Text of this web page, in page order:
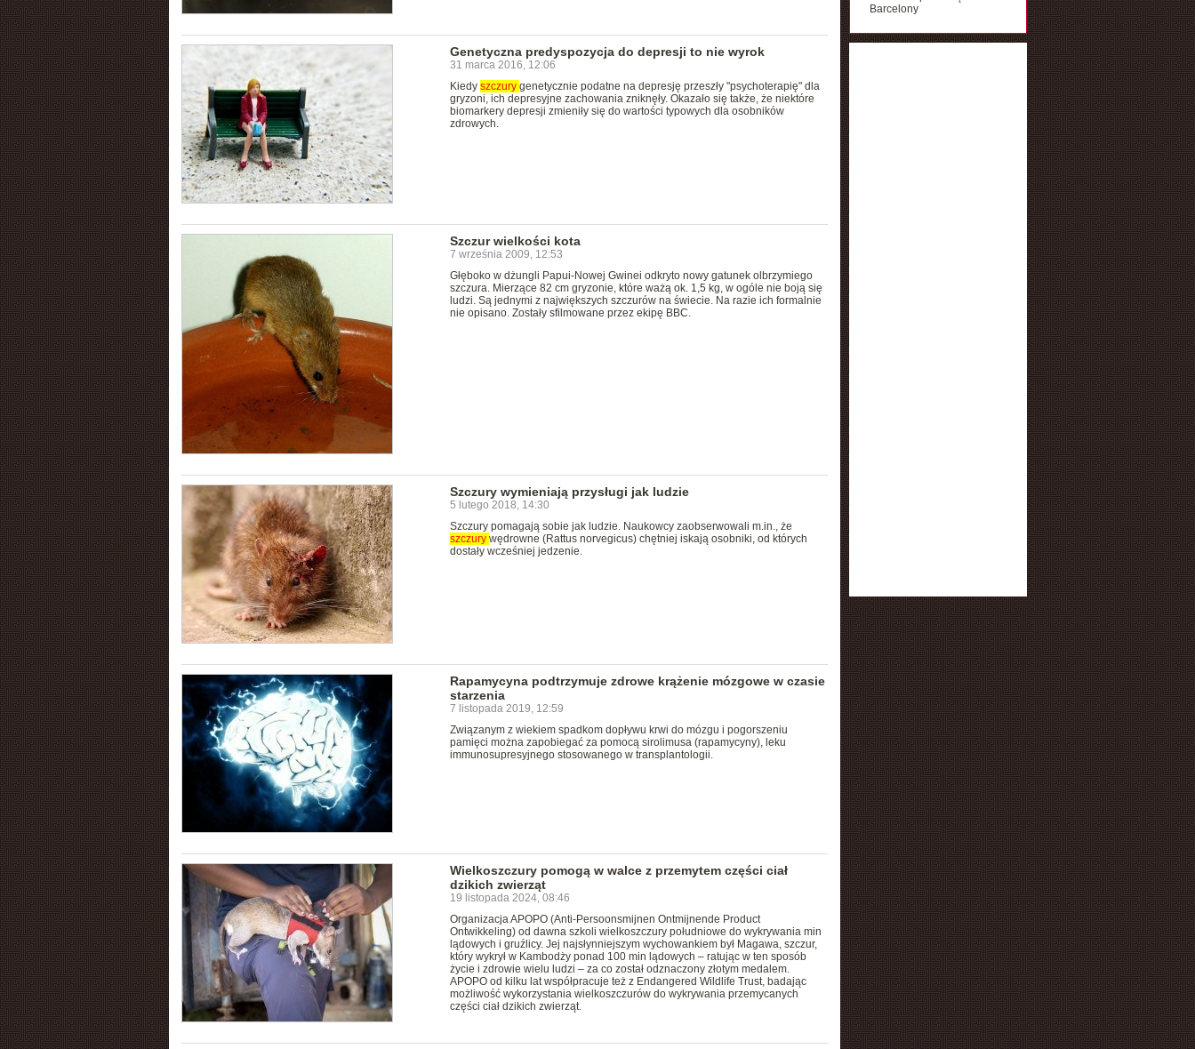
Genetyczna predyspozycja do depresji to nie wyrok
31 marca 2016, 12:06
Kiedy szczury genetycznie podatne na depresję przeszły "psychoterapię" dla
gryzoni, ich depresyjne zachowania zniknęły. Okazało się także, że niektóre
biomarkery depresji zmieniły się do wartości typowych dla osobników
zdrowych.
Szczur wielkości kota
7 września 2009, 12:53
Głęboko w dżungli Papui-Nowej Gwinei odkryto nowy gatunek olbrzymiego
szczura. Mierzące 82 cm gryzonie, które ważą ok. 1,5 kg, w ogóle nie boją się
ludzi. Są jednymi z największych szczurów na świecie. Na razie ich formalnie
nie opisano. Zostały sfilmowane przez ekipę BBC.
Szczury wymieniają przysługi jak ludzie
5 lutego 2018, 14:30
Szczury pomagają sobie jak ludzie. Naukowcy zaobserwowali m.in., że
szczury wędrowne (Rattus norvegicus) chętniej iskają osobniki, od których
dostały wcześniej jedzenie.
Rapamycyna podtrzymuje zdrowe krążenie mózgowe w czasie
starzenia
7 listopada 2019, 12:59
Związanym z wiekiem spadkom dopływu krwi do mózgu i pogorszeniu
pamięci można zapobiegać za pomocą sirolimusa (rapamycyny), leku
immunosupresyjnego stosowanego w transplantologii.
Wielkoszczury pomogą w walce z przemytem części ciał
dzikich zwierząt
19 listopada 2024, 08:46
Organizacja APOPO (Anti-Persoonsmijnen Ontmijnende Product
Ontwikkeling) od dawna szkoli wielkoszczury południowe do wykrywania min
lądowych i gruźlicy. Jej najsłynniejszym wychowankiem był Magawa, szczur,
który wykrył w Kambodży ponad 100 min lądowych – ratując w ten sposób
życie i zdrowie wielu ludzi – za co został odznaczony złotym medalem.
APOPO od kilku lat współpracuje też z Endangered Wildlife Trust, badając
możliwość wykorzystania wielkoszczurów do wykrywania przemycanych
części ciał dzikich zwierząt.
Barcelony